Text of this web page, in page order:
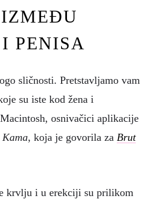
PENISA
sličnosti. Pretstavljamo vam
su iste kod žena i
osnivačici aplikacije
Kama, koja je govorila za Brut
krvlju i u erekciji su prilikom